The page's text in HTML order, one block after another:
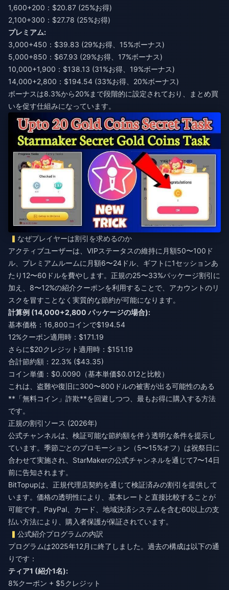
1,600+200：$20.87 (25%お得)
2,100+300：$27.78 (25%お得)
プレミアム:
3,000+450：$39.83 (29%お得、15%ボーナス)
5,000+850：$67.93 (29%お得、17%ボーナス)
10,000+1,900：$138.13 (31%お得、19%ボーナス)
14,000+2,800：$194.54 (33%お得、20%ボーナス)
ボーナスは8.3%から20%まで段階的に設定されており、まとめ買
いを促す仕組みになっています。
なぜプレイヤーは割引を求めるのか
アクティブユーザーは、VIPステータスの維持に月額50〜100ド
ル、プレミアムルームに月額6〜24ドル、ギフトに1セッションあ
たり12〜60ドルを費やします。正規の25〜33%パッケージ割引に
加え、8〜12%の紹介クーポンを利用することで、アカウントのリ
スクを冒すことなく実質的な節約が可能になります。
計算例 (14,000+2,800 パッケージの場合):
基本価格：16,800コインで$194.54
12%クーポン適用時：$171.19
さらに$20クレジット適用時：$151.19
合計節約額：22.3% ($43.35)
コイン単価：$0.0090（基本単価$0.012と比較）
これは、盗難や復旧に300〜800ドルの被害が出る可能性のある
**「無料コイン」詐欺**を回避しつつ、最もお得に購入する方法
です。
正規の割引ソース (2026年)
公式チャンネルは、検証可能な節約額を伴う透明な条件を提示し
ています。季節ごとのプロモーション（5〜15%オフ）は祝祭日に
合わせて実施され、StarMakerの公式チャンネルを通じて7〜14日
前に告知されます。
BitTopupは、正規代理店契約を通じて検証済みの割引を提供して
います。価格の透明性により、基本レートと直接比較することが
可能です。PayPal、カード、地域決済システムを含む60以上の支
払い方法により、購入者保護が保証されています。
公式紹介プログラムの内訳
プログラムは2025年12月に終了しました。過去の構成は以下の通
りです：
ティア1 (紹介1名):
8%クーポン + $5クレジット